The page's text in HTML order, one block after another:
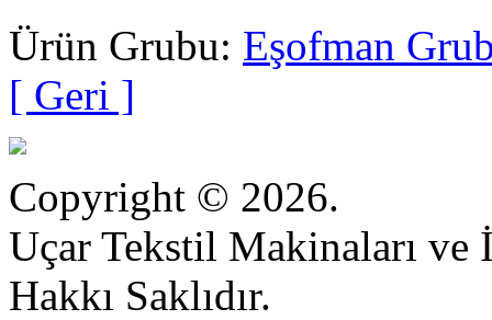
Ürün Grubu: Eşofman
[ Geri ]
Copyright © 2026.
Uçar Tekstil Makinaları ve
Hakkı Saklıdır.